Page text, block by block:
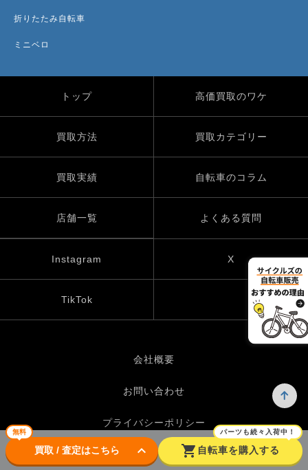
無料
買取 / 査定はこちら keyboard_arrow_down shopping_cart
パーツも続々入荷中！
自転車を購入する
折りたたみ自転車
ミニベロ
トップ 高価買取のワケ
買取方法 買取カテゴリー
買取実績 自転車のコラム
店舗一覧 よくある質問
Instagram X
TikTok
会社概要
お問い合わせ
プライバシーポリシー